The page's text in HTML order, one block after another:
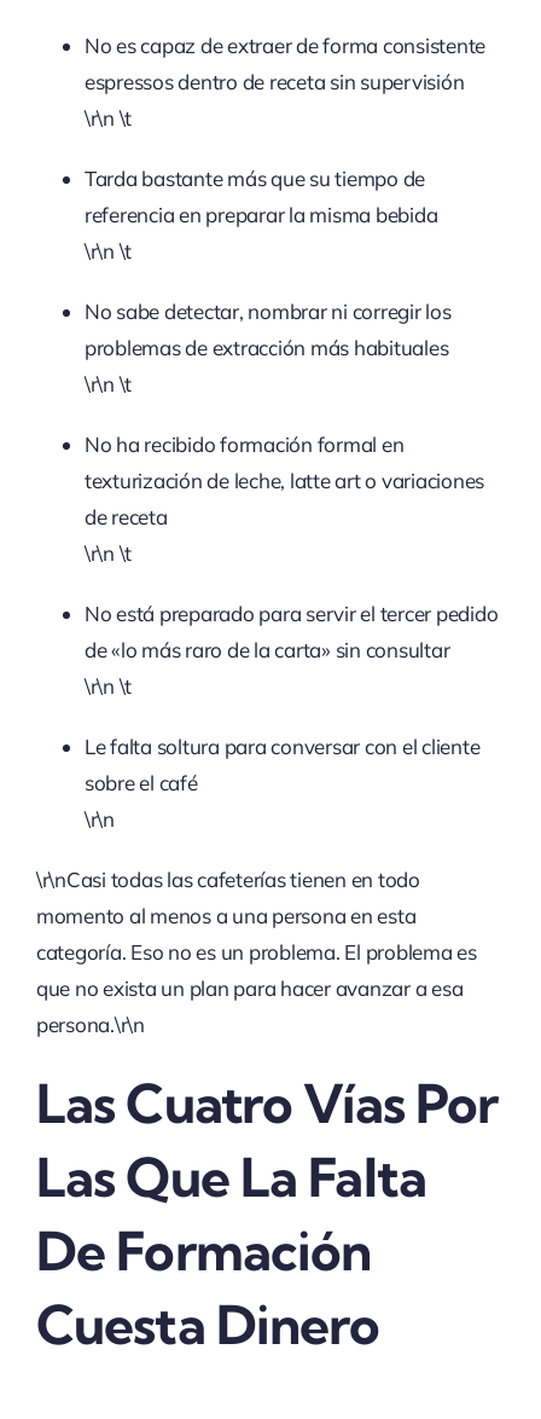
No es capaz de extraer de forma consistente
espressos dentro de receta sin supervisión
\r\n \t
Tarda bastante más que su tiempo de
referencia en preparar la misma bebida
\r\n \t
No sabe detectar, nombrar ni corregir los
problemas de extracción más habituales
\r\n \t
No ha recibido formación formal en
texturización de leche, latte art o variaciones
de receta
\r\n \t
No está preparado para servir el tercer pedido
de «lo más raro de la carta» sin consultar
\r\n \t
Le falta soltura para conversar con el cliente
sobre el café
\r\n
\r\nCasi todas las cafeterías tienen en todo
momento al menos a una persona en esta
categoría. Eso no es un problema. El problema es
que no exista un plan para hacer avanzar a esa
persona.\r\n
Las Cuatro Vías Por
Las Que La Falta
De Formación
Cuesta Dinero